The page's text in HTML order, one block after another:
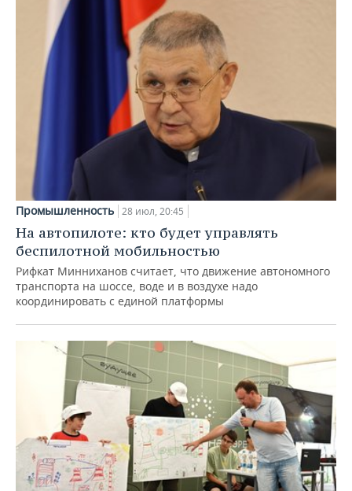
Промышленность 28 июл, 20:45
На автопилоте: кто будет управлять
беспилотной мобильностью
Рифкат Минниханов считает, что движение автономного
транспорта на шоссе, воде и в воздухе надо
координировать с единой платформы